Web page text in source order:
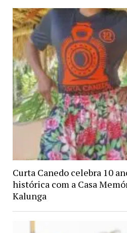
Curta Canedo celebra 10
histórica com a Casa
Kalunga